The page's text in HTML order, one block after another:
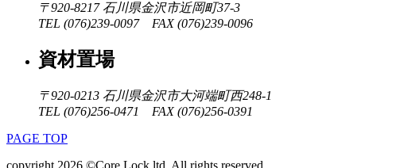
〒920-8217 石川県金沢市近岡町37-3
TEL (076)239-0097 FAX (076)239-0096
資材置場
〒920-0213 石川県金沢市大河端町西248-1
TEL (076)256-0471 FAX (076)256-0391
PAGE TOP